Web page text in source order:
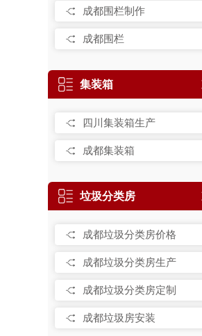
成都围栏制作
成都围栏
集装箱
四川集装箱生产
成都集装箱
垃圾分类房
成都垃圾分类房价格
成都垃圾分类房生产
成都垃圾分类房定制
成都垃圾房安装